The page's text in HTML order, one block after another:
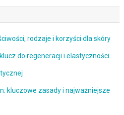
rodzaje i korzyści dla skóry
do regeneracji i elastyczności
kluczowe zasady i najważniejsze